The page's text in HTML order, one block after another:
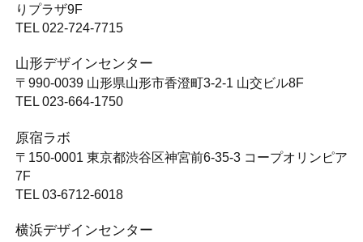
りプラザ9F
TEL 022-724-7715
山形デザインセンター
〒990-0039山形県山形市香澄町3-2-1 山交ビル8F
TEL 023-664-1750
原宿ラボ
〒150-0001 東京都渋谷区神宮前6-35-3 コープオリンピア
7F
TEL 03-6712-6018
横浜デザインセンター